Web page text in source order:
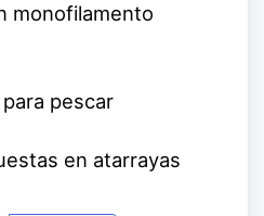
monofilamento
pescar
en atarrayas